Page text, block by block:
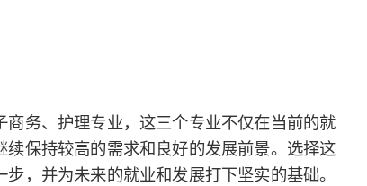
务、护理专业，这三个专业不仅在当前的就
保持较高的需求和良好的发展前景。选择这
，并为未来的就业和发展打下坚实的基础。